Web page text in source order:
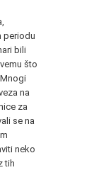
periodu
bili
što
na
za
se na
neko
tih